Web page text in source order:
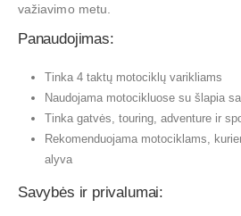
važiavimo metu.
Panaudojimas:
Tinka 4 taktų motociklų varikliams
Naudojama motocikluose su šlapia
Tinka gatvės, touring, adventure ir
Rekomenduojama motociklams,
alyva
Savybės ir privalumai: